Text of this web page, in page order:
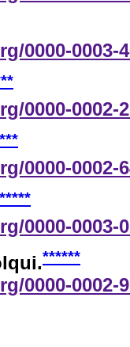
0000-0003-
0000-0002-
0000-0002-
*****
0000-0003-
******
0000-0002-